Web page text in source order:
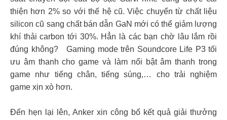
thiện hơn 2% so với thế hệ cũ. Việc chuyển từ chất liệu
silicon cũ sang chất bán dẫn GaN mới có thể giảm lượng
khí thải carbon tới 30%. Hẳn là các bạn chờ lâu lắm rồi
đúng không? Gaming mode trên Soundcore Life P3 tối
ưu âm thanh cho game và làm nổi bật âm thanh trong
game như tiếng chân, tiếng súng,… cho trải nghiệm
game xịn xò hơn.
Đến hẹn lại lên, Anker xin công bố kết quả giải thưởng